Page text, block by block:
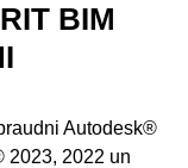
BIM
Autodesk®
2023, 2022 un